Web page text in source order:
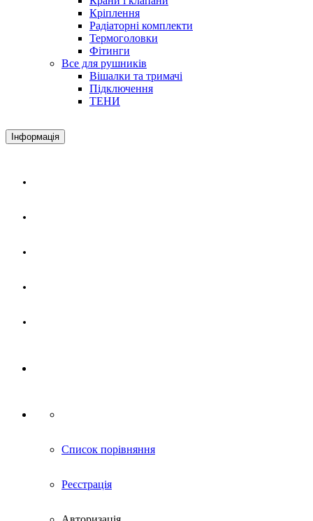
Кріплення
Радіаторні комплекти
Термоголовки
Фітинги
Все для рушників
Вішалки та тримачі
Підключення
ТЕНИ
Інформація
Список порівняння
Реєстрація